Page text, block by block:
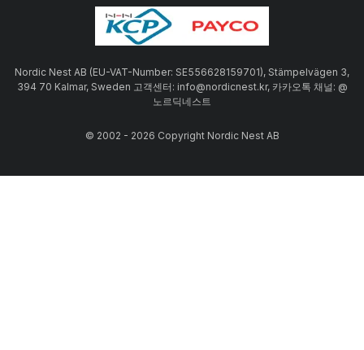
Nordic Nest AB (EU-VAT-Number: SE556628159701), Stämpelvägen 3,
394 70 Kalmar, Sweden 고객센터: info@nordicnest.kr, 카카오톡 채널: @
노르딕네스트
© 2002 - 2026 Copyright Nordic Nest AB